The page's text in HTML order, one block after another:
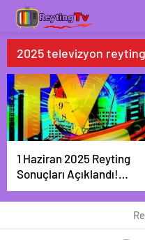
2025 televizyon
1 Haziran 2025 Reyting
Sonuçları Açıklandı!
Teşkilat Yine Zirvede